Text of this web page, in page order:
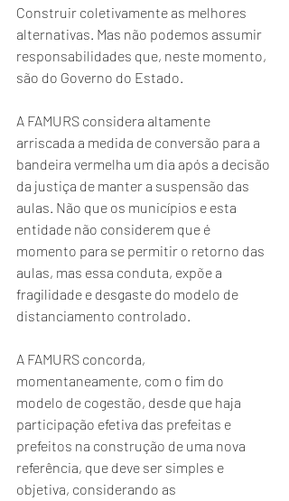
Construir coletivamente as melhores
alternativas. Mas não podemos assumir
responsabilidades que, neste momento,
são do Governo do Estado.
A FAMURS considera altamente
arriscada a medida de conversão para a
bandeira vermelha um dia após a decisão
da justiça de manter a suspensão das
aulas. Não que os municípios e esta
entidade não considerem que é
momento para se permitir o retorno das
aulas, mas essa conduta, expõe a
fragilidade e desgaste do modelo de
distanciamento controlado.
A FAMURS concorda,
momentaneamente, com o fim do
modelo de cogestão, desde que haja
participação efetiva das prefeitas e
prefeitos na construção de uma nova
referência, que deve ser simples e
objetiva, considerando as